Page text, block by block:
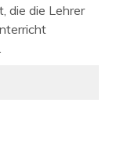
die die Lehrer